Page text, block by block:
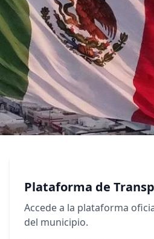
Comprometidos con la rendición
Plataforma de
Accede a la plataforma
del municipio.